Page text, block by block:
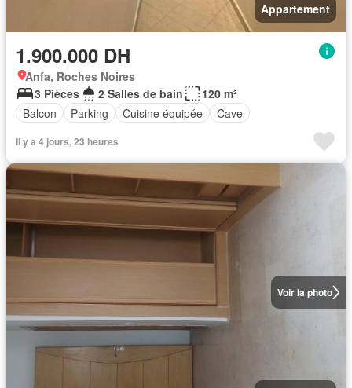
Appartement
1.900.000 DH
Anfa, Roches Noires
3 Pièces
2 Salles de bain
120 m²
Balcon
Parking Cuisine équipée Cave
Il y a 4 jours, 23 heures
Voir la photo